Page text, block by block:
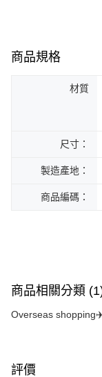
商品規格
材質
尺寸：
製造產地：
商品編碼：
商品相關分類
Overseas
評價